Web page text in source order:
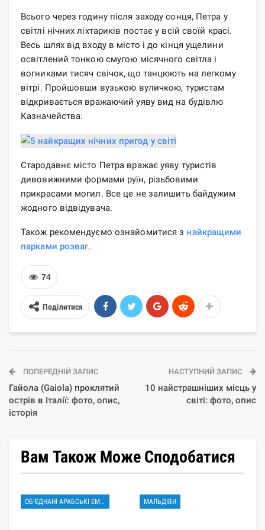
Всього через годину після заходу сонця, Петра у
світлі нічних ліхтариків постає у всій своїй красі.
Весь шлях від входу в місто і до кінця ущелини
освітлений тонкою смугою місячного світла і
вогниками тисяч свічок, що танцюють на легкому
вітрі. Пройшовши вузькою вуличкою, туристам
відкривається вражаючий уяву вид на будівлю
Казначейства.
Стародавнє місто Петра вражає уяву туристів
дивовижними формами руїн, різьбовими
прикрасами могил. Все це не залишить байдужим
жодного відвідувача.
Також рекомендуємо ознайомитися з найкращими
парками розваг.
74
Поділитися
ПОПЕРЕДНІЙ ЗАПИС
Гайола (Gaiola) проклятий
острів в Італії: фото, опис,
історія
НАСТУПНИЙ ЗАПИС
10 найстрашніших місць у
світі: фото, опис
Вам Також Може Сподобатися
ОБ'ЄДНАНІ АРАБСЬКІ ЕМІРАТИ МАЛЬДІВИ